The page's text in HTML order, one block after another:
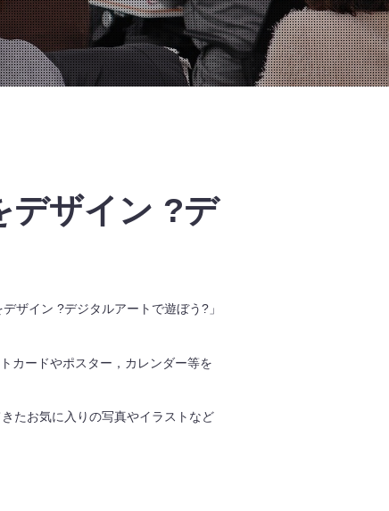
デザイン ?デ
ザイン ?デジタルアートで遊ぼう?」
カードやポスター，カレンダー等を
たお気に入りの写真やイラストなど